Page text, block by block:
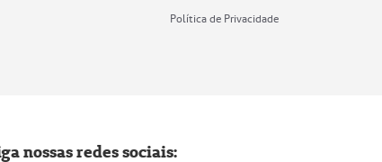
Política de Privacidade
nossas redes sociais: